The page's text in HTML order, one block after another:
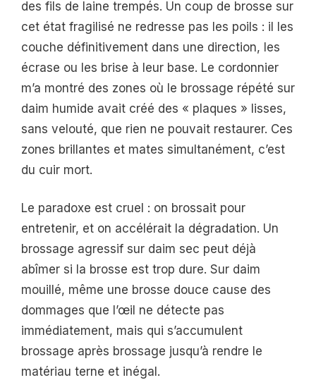
des fils de laine trempés. Un coup de brosse sur
cet état fragilisé ne redresse pas les poils : il les
couche définitivement dans une direction, les
écrase ou les brise à leur base. Le cordonnier
m’a montré des zones où le brossage répété sur
daim humide avait créé des « plaques » lisses,
sans velouté, que rien ne pouvait restaurer. Ces
zones brillantes et mates simultanément, c’est
du cuir mort.
Le paradoxe est cruel : on brossait pour
entretenir, et on accélérait la dégradation. Un
brossage agressif sur daim sec peut déjà
abîmer si la brosse est trop dure. Sur daim
mouillé, même une brosse douce cause des
dommages que l’œil ne détecte pas
immédiatement, mais qui s’accumulent
brossage après brossage jusqu’à rendre le
matériau terne et inégal.